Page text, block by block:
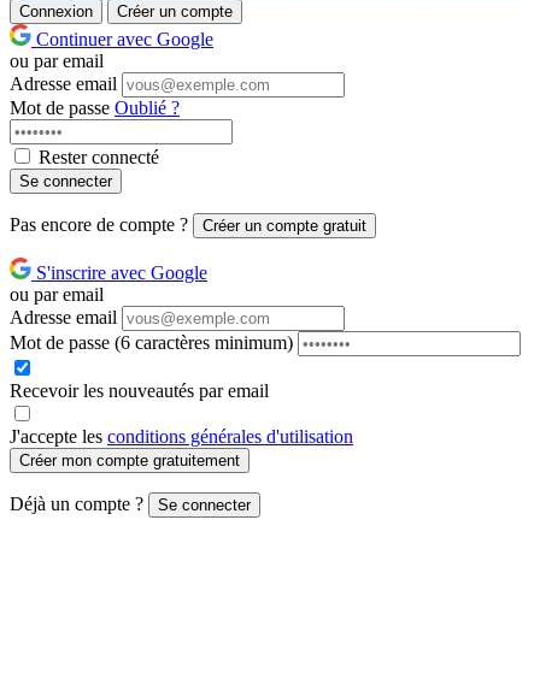
Connexion Créer un compte
Continuer avec Google
ou par email
Adresse email
Mot de passe Oublié ?
Rester connecté
Se connecter
Pas encore de compte ? Créer un compte gratuit
S'inscrire avec Google
ou par email
Adresse email
Mot de passe (6 caractères minimum)
Recevoir les nouveautés par email
J'accepte les conditions générales d'utilisation
Créer mon compte gratuitement
Déjà un compte ? Se connecter